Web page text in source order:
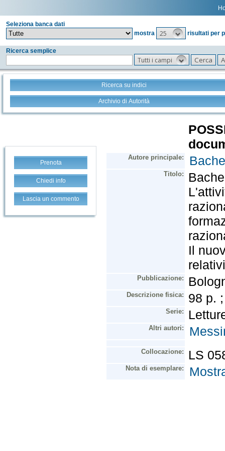
Seleziona banca dati
mostra
25 risultati per
Ricerca semplice
Tutti i campi
Ricerca su indici
Archivio di Autorità
Prenota
Chiedi info
Lascia un commento